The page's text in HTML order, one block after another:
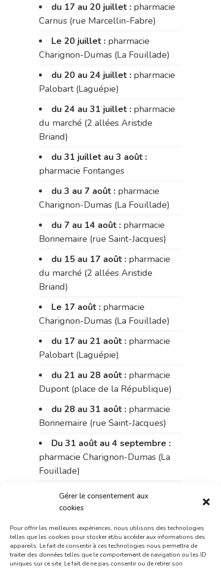
Gérer le consentement aux
cookies
Pour offrir les meilleures expériences, nous utilisons des technologies
telles que les cookies pour stocker et/ou accéder aux informations des
appareils. Le fait de consentir à ces technologies nous permettra de
traiter des données telles que le comportement de navigation ou les ID
uniques sur ce site. Le fait de ne pas consentir ou de retirer son
du 17 au 20 juillet : pharmacie
Carnus (rue Marcellin-Fabre)
Le 20 juillet : pharmacie
Charignon-Dumas (La Fouillade)
du 20 au 24 juillet : pharmacie
Palobart (Laguépie)
du 24 au 31 juillet : pharmacie
du marché (2 allées Aristide
Briand)
du 31 juillet au 3 août :
pharmacie Fontanges
du 3 au 7 août : pharmacie
Charignon-Dumas (La Fouillade)
du 7 au 14 août : pharmacie
Bonnemaire (rue Saint-Jacques)
du 15 au 17 août : pharmacie
du marché (2 allées Aristide
Briand)
Le 17 août : pharmacie
Charignon-Dumas (La Fouillade)
du 17 au 21 août : pharmacie
Palobart (Laguépie)
du 21 au 28 août : pharmacie
Dupont (place de la République)
du 28 au 31 août : pharmacie
Bonnemaire (rue Saint-Jacques)
Du 31 août au 4 septembre :
pharmacie Charignon-Dumas (La
Fouillade)
du 4 au 11 septembre :
pharmacie Carnus (rue Marcellin-
du 11 au 14 septembre :
pharmacie Dupont (place de la
République)